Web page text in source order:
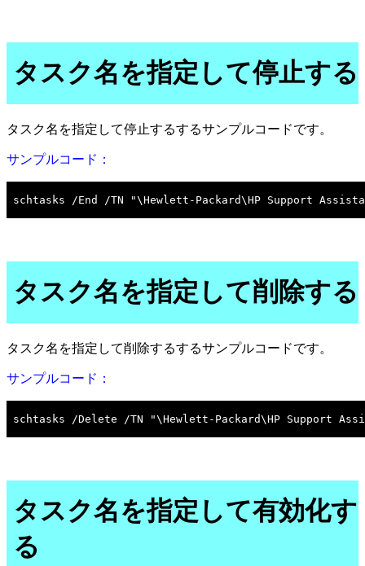
タスク名を指定して停止する
タスク名を指定して停止するするサンプルコードです。
サンプルコード：
タスク名を指定して削除する
タスク名を指定して削除するするサンプルコードです。
サンプルコード：
タスク名を指定して有効化す
る